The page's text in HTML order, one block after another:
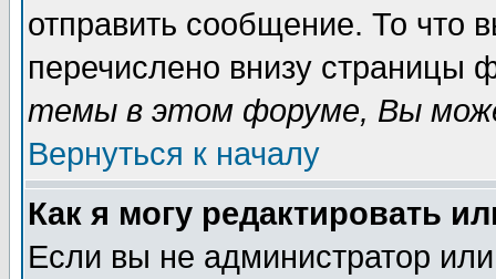
отправить сообщение. То что
перечислено внизу страницы
темы в этом форуме, Вы
Вернуться к началу
Как я могу редактировать
Если вы не администратор